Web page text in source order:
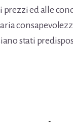
prezzi ed alle
stati